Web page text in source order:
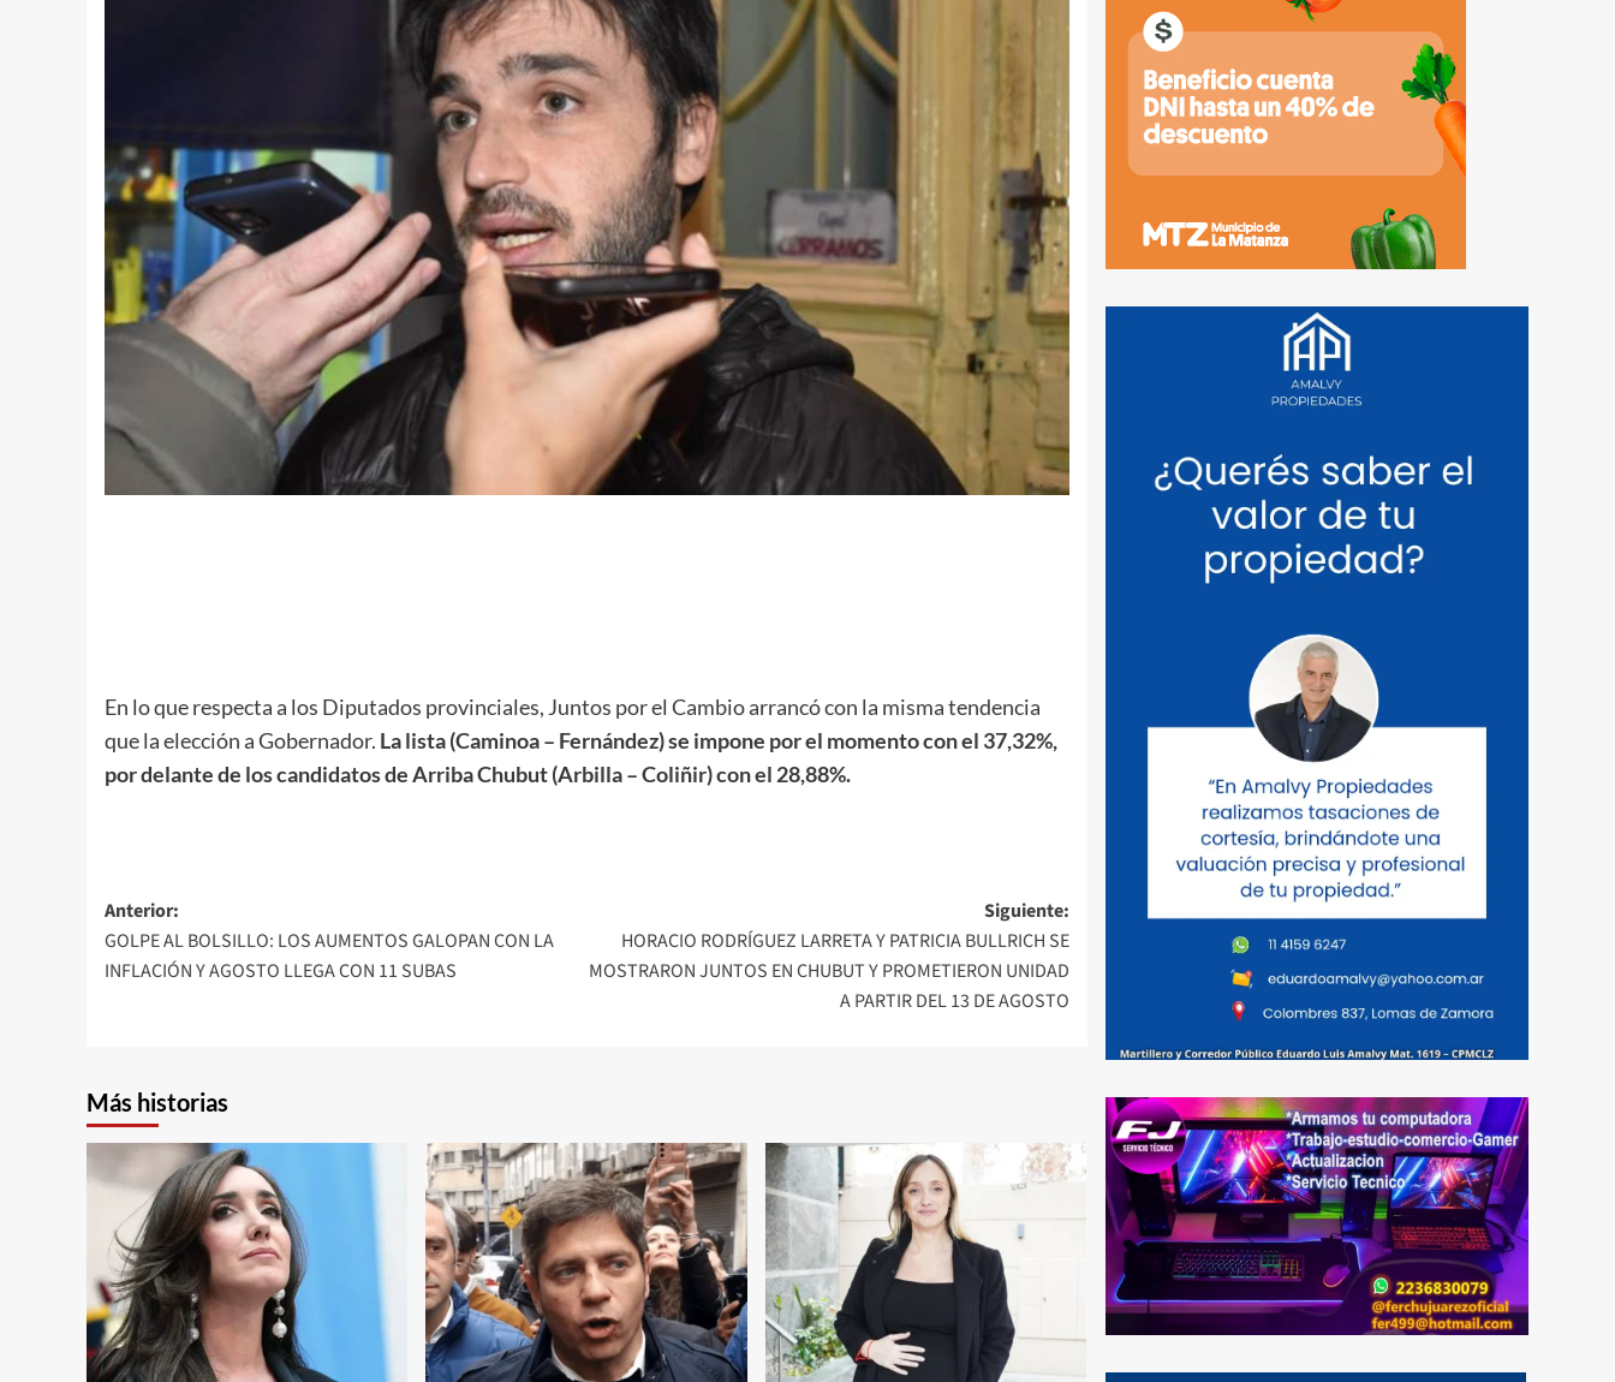
En lo que respecta a los Diputados provinciales, Juntos por el Cambio arrancó con la misma tendencia
que la elección a Gobernador. La lista (Caminoa – Fernández) se impone por el momento con el 37,32%,
por delante de los candidatos de Arriba Chubut (Arbilla – Coliñir) con el 28,88%.
Navegación
de
Anterior:
GOLPE AL BOLSILLO: LOS AUMENTOS GALOPAN CON LA
INFLACIÓN Y AGOSTO LLEGA CON 11 SUBAS
Siguiente:
HORACIO RODRÍGUEZ LARRETA Y PATRICIA BULLRICH SE
MOSTRARON JUNTOS EN CHUBUT Y PROMETIERON UNIDAD
A PARTIR DEL 13 DE AGOSTO
Más historias